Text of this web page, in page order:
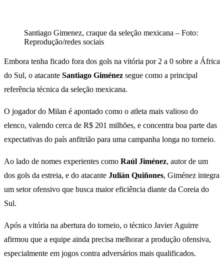
Santiago Gimenez, craque da seleção mexicana – Foto:
Reprodução/redes sociais
Embora tenha ficado fora dos gols na vitória por 2 a 0 sobre a África
do Sul, o atacante Santiago Giménez segue como a principal
referência técnica da seleção mexicana.
O jogador do Milan é apontado como o atleta mais valioso do
elenco, valendo cerca de R$ 201 milhões, e concentra boa parte das
expectativas do país anfitrião para uma campanha longa no torneio.
Ao lado de nomes experientes como Raúl Jiménez, autor de um
dos gols da estreia, e do atacante Julián Quiñones, Giménez integra
um setor ofensivo que busca maior eficiência diante da Coreia do
Sul.
Após a vitória na abertura do torneio, o técnico Javier Aguirre
afirmou que a equipe ainda precisa melhorar a produção ofensiva,
especialmente em jogos contra adversários mais qualificados.